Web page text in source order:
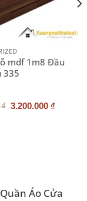
mdf 1m8 Đầu
335
₫ Giá
3.200.000 ₫
Áo Cửa